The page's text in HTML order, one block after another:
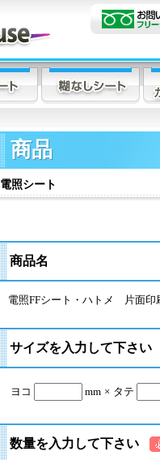
商品
電照シート
商品名
電照FFシート・ハトメ 片面
サイズを入力して下さい
ヨコ mm × タテ
数量を入力して下さい